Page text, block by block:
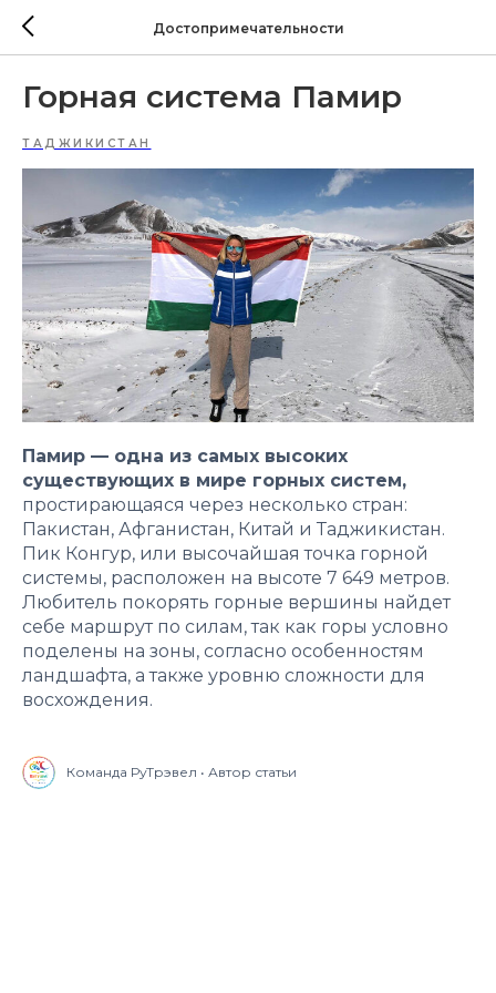
Достопримечательности
Горная система Памир
ТАДЖИКИСТАН
Памир — одна из самых высоких
существующих в мире горных систем,
простирающаяся через несколько стран:
Пакистан, Афганистан, Китай и Таджикистан.
Пик Конгур, или высочайшая точка горной
системы, расположен на высоте 7 649 метров.
Любитель покорять горные вершины найдет
себе маршрут по силам, так как горы условно
поделены на зоны, согласно особенностям
ландшафта, а также уровню сложности для
восхождения.
Команда РуТрэвел • Автор статьи